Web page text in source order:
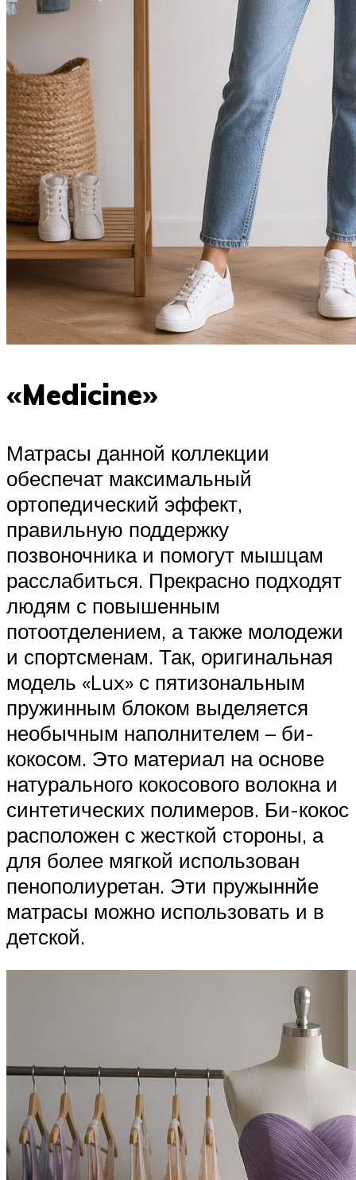
«Medicine»
Матрасы данной коллекции
обеспечат максимальный
ортопедический эффект,
правильную поддержку
позвоночника и помогут мышцам
расслабиться. Прекрасно подходят
людям с повышенным
потоотделением, а также молодежи
и спортсменам. Так, оригинальная
модель «Lux» с пятизональным
пружинным блоком выделяется
необычным наполнителем – би-
кокосом. Это материал на основе
натурального кокосового волокна и
синтетических полимеров. Би-кокос
расположен с жесткой стороны, а
для более мягкой использован
пенополиуретан. Эти пружыннйе
матрасы можно использовать и в
детской.